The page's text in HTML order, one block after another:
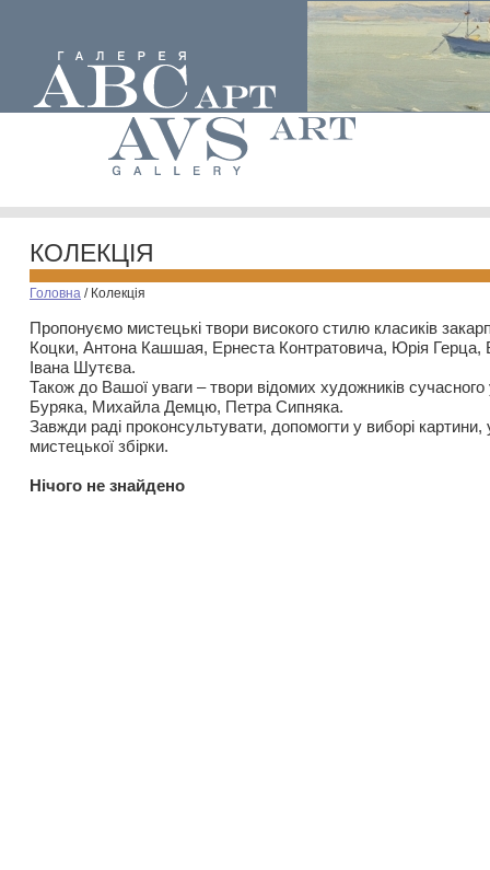
КОЛЕКЦІЯ
Головна / Колекція
Пропонуємо мистецькі твори високого стилю класиків
Коцки, Антона Кашшая, Ернеста Контратовича, Юрія
Івана Шутєва.
Також до Вашої уваги – твори відомих художників
Буряка, Михайла Демцю, Петра Сипняка.
Завжди раді проконсультувати, допомогти у виборі картини,
мистецької збірки.
Нiчого не знайдено